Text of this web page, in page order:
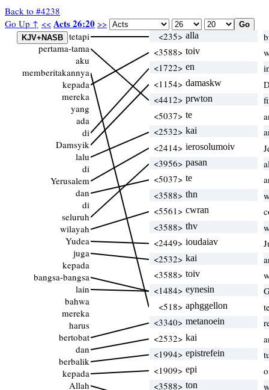
Back to #4238
Go Up ↑ << Acts 26:20 >>
tetapi
pertama-tama
aku
memberitakannya
kepada
mereka
yang
ada
di
Damsyik
lalu
di
Yerusalem
dan
di
seluruh
wilayah
Yudea
juga
kepada
bangsa-bangsa
lain
bahwa
mereka
harus
bertobat
dan
berbalik
kepada
Allah
<235> alla
<3588> toiv
<1722> en
<1154> damaskw
<4412> prwton
<5037> te
<2532> kai
<2414> ierosolumoiv
<3956> pasan
<5037> te
<3588> thn
<5561> cwran
<3588> thv
<2449> ioudaiav
<2532> kai
<3588> toiv
<1484> eynesin
<518> aphggellon
<3340> metanoein
<2532> kai
<1994> epistrefein
<1909> epi
<3588> ton